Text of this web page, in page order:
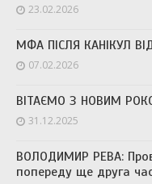
23.02.2026
МФА ПІСЛЯ КАНІКУЛ
07.02.2026
ВІТАЄМО З НОВИМ
31.12.2025
ВОЛОДИМИР РЕВА:
попереду ще друга